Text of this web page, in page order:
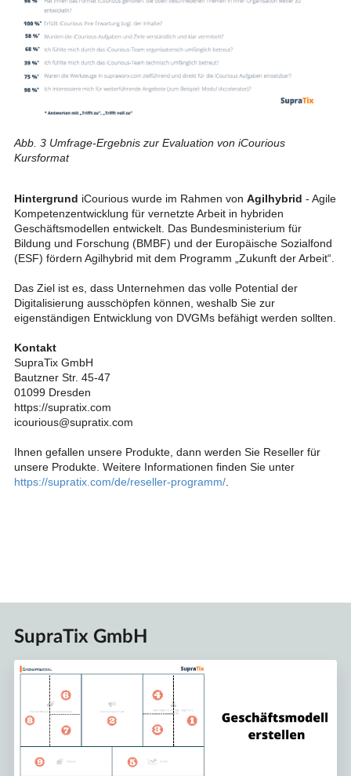
Abb. 3 Umfrage-Ergebnis zur Evaluation von iCourious
Kursformat
Hintergrund iCourious wurde im Rahmen von Agilhybrid - Agile
Kompetenzentwicklung für vernetzte Arbeit in hybriden
Geschäftsmodellen entwickelt. Das Bundesministerium für
Bildung und Forschung (BMBF) und der Europäische Sozialfond
(ESF) fördern Agilhybrid mit dem Programm „Zukunft der Arbeit“.
Das Ziel ist es, dass Unternehmen das volle Potential der
Digitalisierung ausschöpfen können, weshalb Sie zur
eigenständigen Entwicklung von DVGMs befähigt werden sollten.
Kontakt
SupraTix GmbH
Bautzner Str. 45-47
01099 Dresden
https://supratix.com
icourious@supratix.com
Ihnen gefallen unsere Produkte, dann werden Sie Reseller für
unsere Produkte. Weitere Informationen finden Sie unter
https://supratix.com/de/reseller-programm/.
SupraTix GmbH